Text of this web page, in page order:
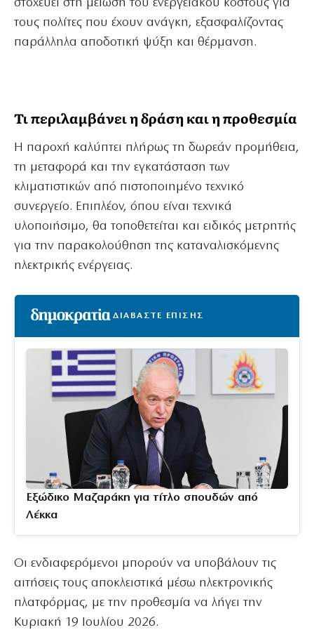
στοχεύει στη μείωση του ενεργειακού κόστους για
τους πολίτες που έχουν ανάγκη, εξασφαλίζοντας
παράλληλα αποδοτική ψύξη και θέρμανση.
Τι περιλαμβάνει η δράση και η προθεσμία
Η παροχή καλύπτει πλήρως τη δωρεάν προμήθεια,
τη μεταφορά και την εγκατάσταση των
κλιματιστικών από πιστοποιημένο τεχνικό
συνεργείο. Επιπλέον, όπου είναι τεχνικά
υλοποιήσιμο, θα τοποθετείται και ειδικός μετρητής
για την παρακολούθηση της καταναλισκόμενης
ηλεκτρικής ενέργειας.
ΔΙΑΒΑΣΤΕ ΕΠΙΣΗΣ
Εξώδικο Μαζαράκη για τίτλο σπουδών από
Λέκκα
Οι ενδιαφερόμενοι μπορούν να υποβάλουν τις
αιτήσεις τους αποκλειστικά μέσω ηλεκτρονικής
πλατφόρμας, με την προθεσμία να λήγει την
Κυριακή 19 Ιουλίου 2026.